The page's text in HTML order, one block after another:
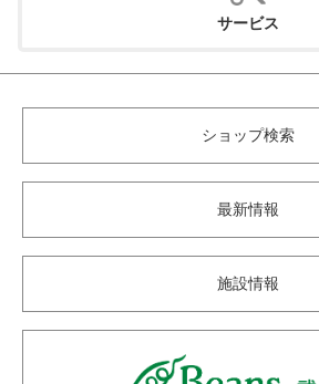
サービス
ショップ検索
最新情報
施設情報